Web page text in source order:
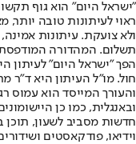
"ישראל היום" הוא גוף
ראוי לעיתונות טובה יותר,
ולא צועקת. עיתונות
הפך "ישראל היום" לעיתון
חול. מו"ל העיתון היא ד"ר
והעורך המייסד הוא עמוס
חדשות מסביב לשעון, תוכן
וידיאו, פודקאסטים